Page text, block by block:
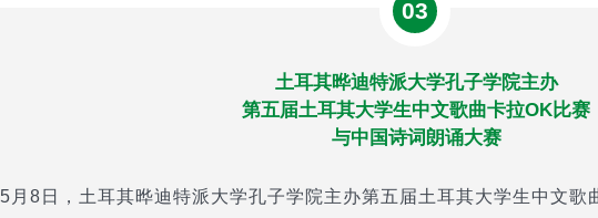
03
土耳其晔迪特派大学孔子学院主办
第五届土耳其大学生中文歌曲卡拉OK比赛
与中国诗词朗诵大赛
5月8日，土耳其晔迪特派大学孔子学院主办第五届土耳其大学生中文歌